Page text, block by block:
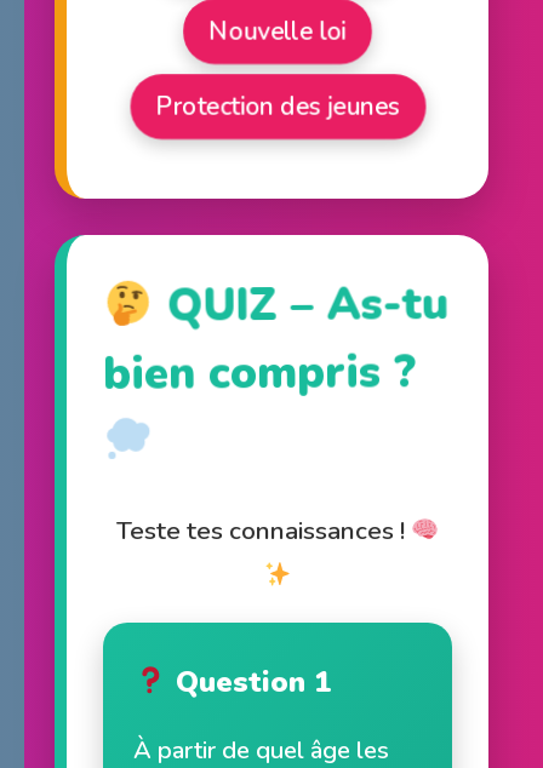
Nouvelle loi
Protection des jeunes
QUIZ – As-tu
bien compris ?
Teste tes connaissances !
Question 1
À partir de quel âge les